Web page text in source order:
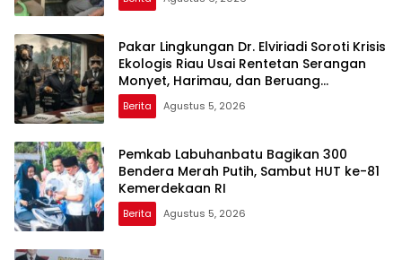
Pakar Lingkungan Dr. Elviriadi Soroti Krisis
Ekologis Riau Usai Rentetan Serangan
Monyet, Harimau, dan Beruang
Terhadap Warga
Berita Agustus 5, 2026
Pemkab Labuhanbatu Bagikan 300
Bendera Merah Putih, Sambut HUT ke-81
Kemerdekaan RI
Berita Agustus 5, 2026